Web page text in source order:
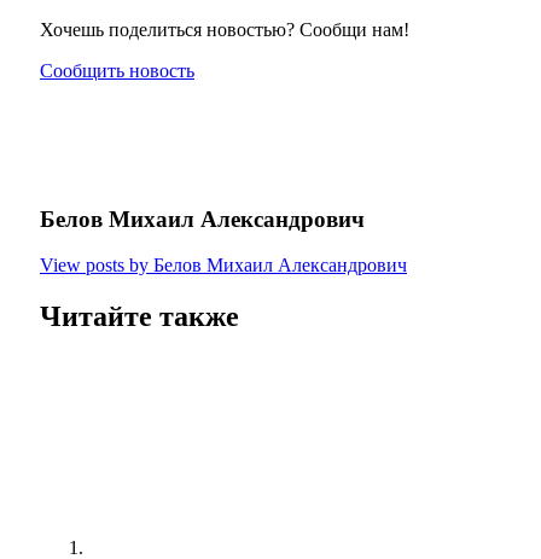
Хочешь поделиться новостью? Сообщи нам!
Сообщить новость
Белов Михаил Александрович
View posts by Белов Михаил Александрович
Читайте также